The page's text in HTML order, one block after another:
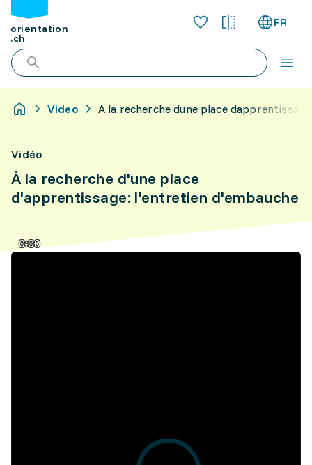
orientation
.ch
FR
Video A la recherche dune place
Vidéo
À la recherche d'une place
d'apprentissage: l'entretien d'embauche
0:00